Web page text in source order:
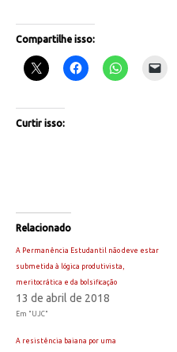
Compartilhe isso:
Curtir isso:
Relacionado
A Permanência Estudantil não deve estar
submetida à lógica produtivista,
meritocrática e da bolsificação
13 de abril de 2018
Em "UJC"
A resistência baiana por uma